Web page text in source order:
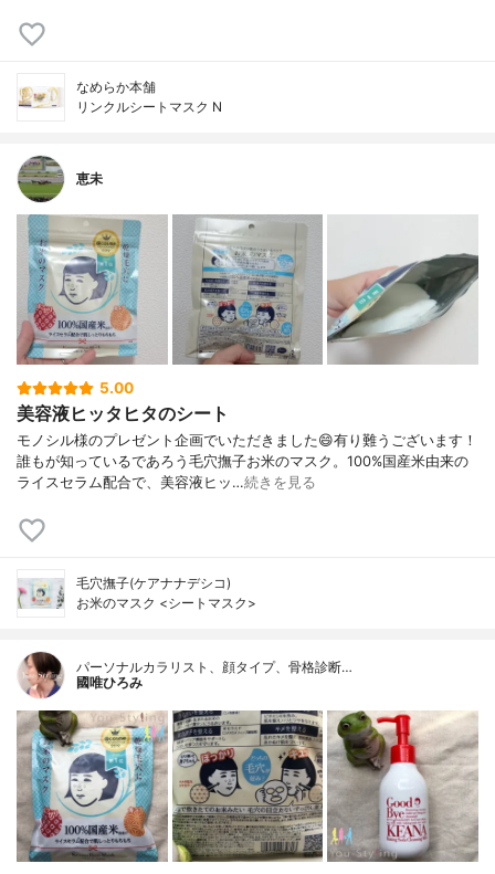
なめらか本舗
リンクルシートマスク N
恵未
5.00
美容液ヒッタヒタのシート
モノシル様のプレゼント企画でいただきました😄有り難うございます！
誰もが知っているであろう毛穴撫子お米のマスク。100%国産米由来の
ライスセラム配合で、美容液ヒッ…続きを見る
毛穴撫子(ケアナナデシコ)
お米のマスク <シートマスク>
パーソナルカラリスト、顔タイプ、骨格診断…
國唯ひろみ